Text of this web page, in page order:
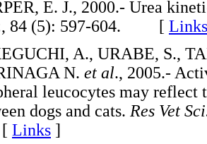
E. J., 2000.- Urea
, 84 (5): 597-604. [ Links
A., URABE, S.,
N. et al., 2005.-
leucocytes may reflect
dogs and cats. Res Vet
Links ]